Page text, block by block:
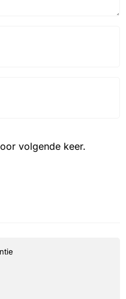
volgende keer.